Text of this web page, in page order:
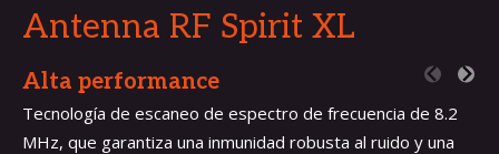
Antenna RF Spirit XL
Alta performance
Tecnología de escaneo de espectro de frecuencia de 8.2
MHz, que garantiza una inmunidad robusta al ruido y una